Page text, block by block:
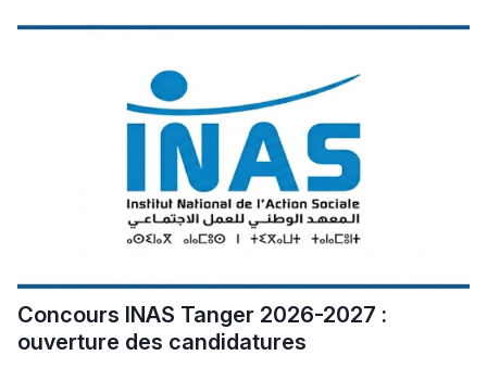
Concours INAS Tanger 2026-2027 :
ouverture des candidatures